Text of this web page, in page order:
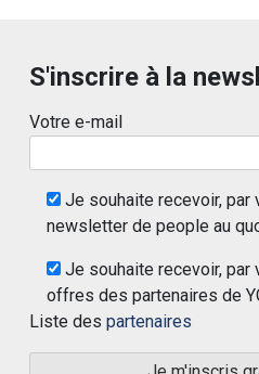
S'inscrire à la
Votre e-mail
Je souhaite recevoir, par
newsletter de people au
Je souhaite recevoir,
offres des partenaires de
Liste des partenaires